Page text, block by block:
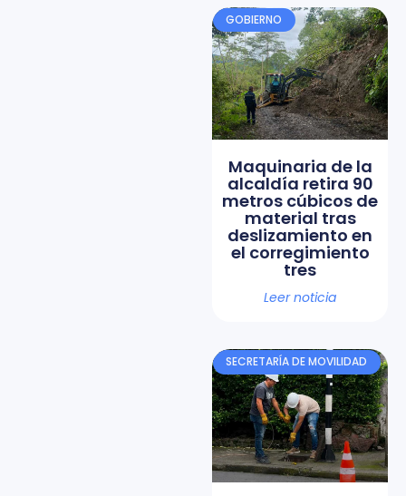
GOBIERNO
Maquinaria de la
alcaldía retira 90
metros cúbicos de
material tras
deslizamiento en
el corregimiento
tres
Leer noticia
SECRETARÍA DE MOVILIDAD